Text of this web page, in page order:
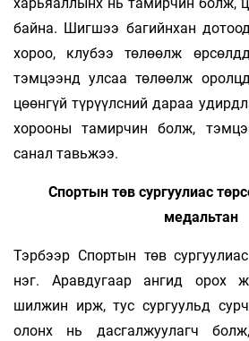
харьяаллынх нь тамирчин болж,
байна. Шигшээ багийнхан
хороо, клубээ төлөөлж
тэмцээнд улсаа төлөөлж
цөөнгүй түрүүлсний дараа
хорооны тамирчин болж,
санал тавьжээ.
Спортын төв сургуулиас
медальтан
Тэрбээр Спортын төв
нэг. Аравдугаар ангид орох
шилжин ирж, тус сургуульд
олонх нь дасгалжуулагч